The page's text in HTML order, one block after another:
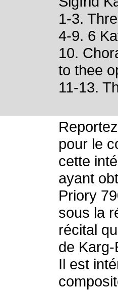
1-3.
4-9. 6
10.
to thee
11-13.
pour le
cette
ayant
Priory
sous la
récital
de
Il est